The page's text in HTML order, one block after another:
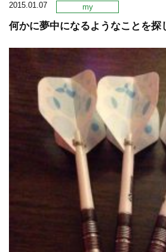
COMPANY
BUSINESS
WORKS
ACTION
RECRUIT
STAFF BLOG
CONTACT US
2015.01.07 my
何かに夢中になるようなことを探